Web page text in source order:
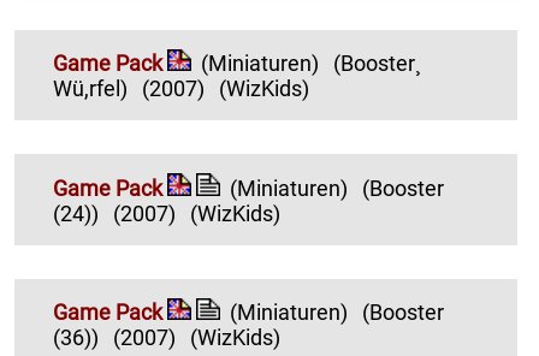
Game Pack (Miniaturen)
(Booster¸
Wü,rfel)
(2007) (WizKids)
Game Pack (Miniaturen)
(Booster
(24))
(2007) (WizKids)
Game Pack (Miniaturen)
(Booster
(36))
(2007) (WizKids)